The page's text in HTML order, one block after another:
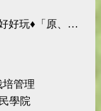
生、慢、活」四條遊程推薦
培管理
學院